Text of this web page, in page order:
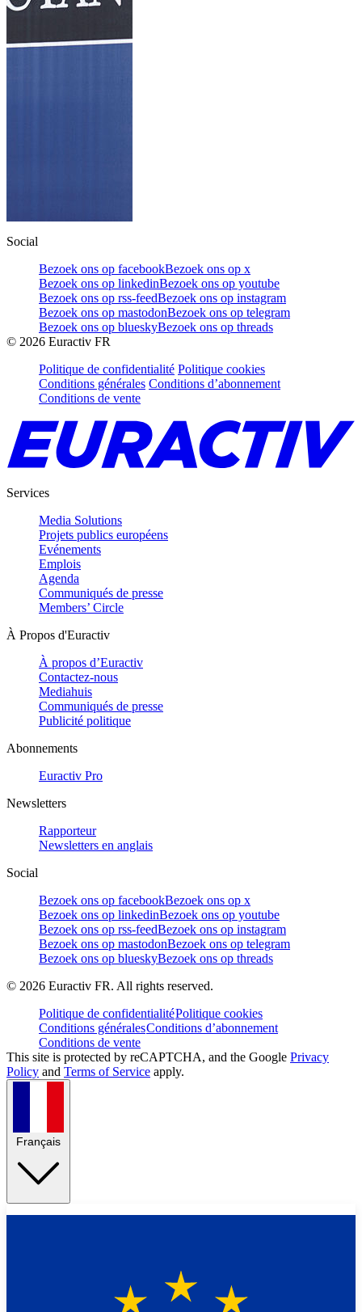
Social
Bezoek ons op facebookBezoek ons op x
Bezoek ons op linkedinBezoek ons op youtube
Bezoek ons op rss-feedBezoek ons op instagram
Bezoek ons op mastodonBezoek ons op telegram
Bezoek ons op blueskyBezoek ons op threads
© 2026 Euractiv FR
Politique de confidentialité Politique cookies
Conditions générales Conditions d’abonnement
Conditions de vente
Services
Media Solutions
Projets publics européens
Evénements
Emplois
Agenda
Communiqués de presse
Members’ Circle
À Propos d'Euractiv
À propos d’Euractiv
Contactez-nous
Mediahuis
Communiqués de presse
Publicité politique
Abonnements
Euractiv Pro
Newsletters
Rapporteur
Newsletters en anglais
Social
Bezoek ons op facebookBezoek ons op x
Bezoek ons op linkedinBezoek ons op youtube
Bezoek ons op rss-feedBezoek ons op instagram
Bezoek ons op mastodonBezoek ons op telegram
Bezoek ons op blueskyBezoek ons op threads
© 2026 Euractiv FR. All rights reserved.
Politique de confidentialitéPolitique cookies
Conditions généralesConditions d’abonnement
Conditions de vente
This site is protected by reCAPTCHA, and the Google Privacy
Policy and Terms of Service apply.
Français